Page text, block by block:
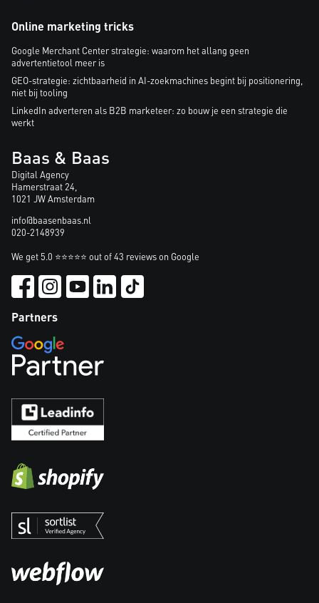
Online marketing tricks
Google Merchant Center strategie: waarom het allang geen
advertentietool meer is
GEO-strategie: zichtbaarheid in AI-zoekmachines begint bij positionering,
niet bij tooling
LinkedIn adverteren als B2B marketeer: zo bouw je een strategie die
werkt
Baas & Baas
Digital Agency
Hamerstraat 24,
1021 JW Amsterdam
info@baasenbaas.nl
020-2148939
We get 5.0 ⭐⭐⭐⭐⭐ out of 43 reviews on Google
Partners